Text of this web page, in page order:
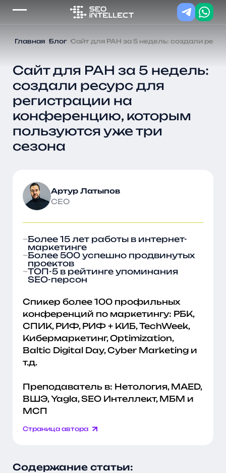
Главная Блог Сайт для РАН за 5 недель: создали
Сайт для РАН за 5 недель:
создали ресурс для
регистрации на
конференцию, которым
пользуются уже три
сезона
Артур Латыпов
CEO
Более 15 лет работы в интернет-
маркетинге
Более 500 успешно продвинутых
проектов
ТОП-5 в рейтинге упоминания
SEO-персон
Спикер более 100 профильных
конференций по маркетингу: РБК,
СПИК, РИФ, РИФ + КИБ, TechWeek,
Кибермаркетинг, Optimization,
Baltic Digital Day, Cyber Marketing и
т.д.
Преподаватель в: Нетология, MAED,
ВШЭ, Yagla, SEO Интеллект, МБМ и
МСП
Страница автора
Содержание статьи: